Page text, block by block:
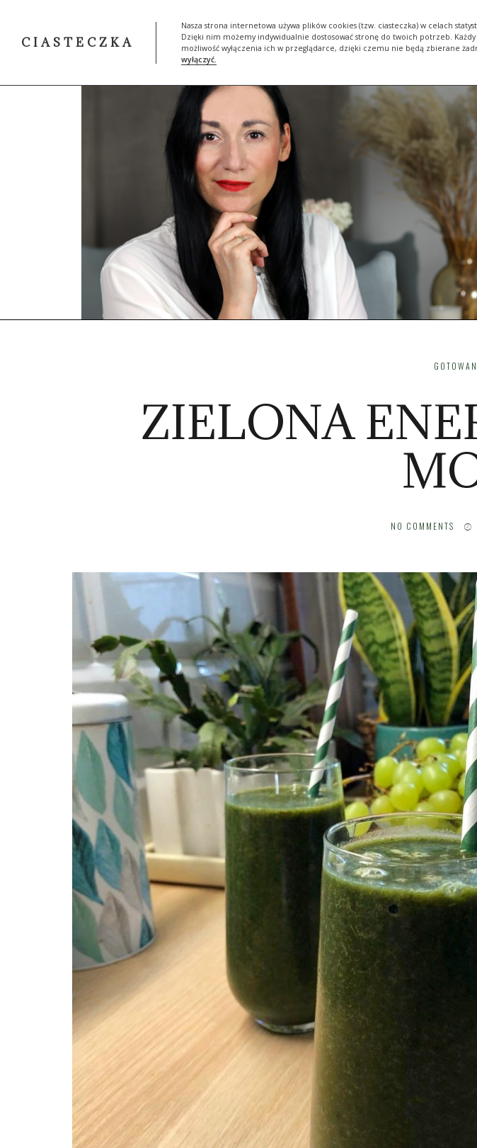
CIASTECZKA
Nasza strona internetowa używa plików cookies (tzw. ciasteczka) w celach
Dzięki nim możemy indywidualnie dostosować stronę do twoich potrzeb.
możliwość wyłączenia ich w przeglądarce, dzięki czemu nie będą zbierane
wyłączyć.
ZIELONA
NO COMMENTS